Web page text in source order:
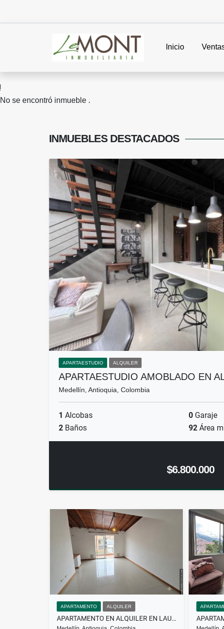
Inicio
No se encontró inmueble .
INMUEBLES DESTACADOS
APARTAESTUDIO ALQUILER
APARTAESTUDIO AMOBLADO EN
Medellín, Antioquia, Colombia
1 Alcobas 0 Garaje
2 Baños 92 Área m
$6.800.000
APARTAMENTO ALQUILER
APARTAMENTO EN ALQUILER EN LAURELES